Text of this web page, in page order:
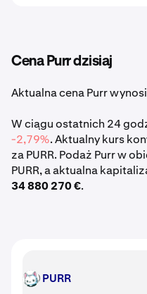
Cena Purr dzisiaj
Aktualna cena Purr wynosi
W ciągu ostatnich 24
-2,79%. Aktualny kurs
za PURR. Podaż Purr w
PURR, a aktualna
34 880 270 €.
PURR PURR